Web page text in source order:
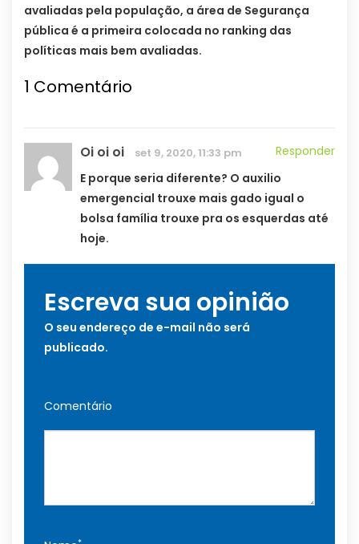
avaliadas pela população, a área de Segurança
pública é a primeira colocada no ranking das
políticas mais bem avaliadas.
1 Comentário
Oi oi oi set 9, 2020, 11:33 pm
Responder
E porque seria diferente? O auxilio
emergencial trouxe mais gado igual o
bolsa família trouxe pra os esquerdas até
hoje.
Escreva sua opinião
O seu endereço de e-mail não será
publicado.
Comentário